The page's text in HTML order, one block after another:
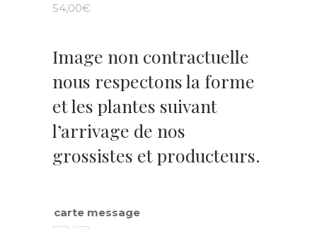
54,00€
Image non contractuelle
nous respectons la forme
et les plantes suivant
l’arrivage de nos
grossistes et producteurs.
carte message